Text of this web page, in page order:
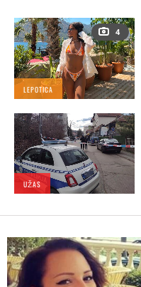
4
LEPOTICA
UŽAS